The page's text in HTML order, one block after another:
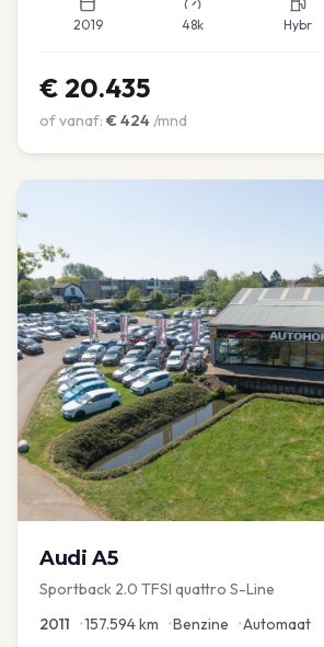
2019 48k Hybr
€ 20.435
of vanaf: € 424 /mnd
Audi A5
Sportback 2.0 TFSI quattro S-Line
2011 •157.594km •Benzine •Automaat